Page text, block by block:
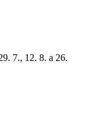
7., 12. 8. a 26.